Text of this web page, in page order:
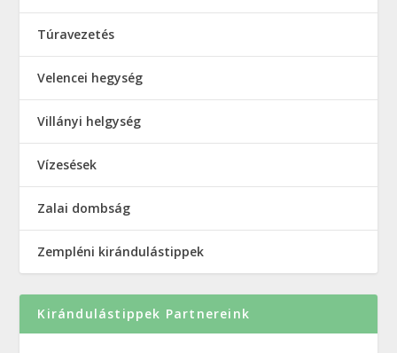
Túravezetés
Velencei hegység
Villányi helgység
Vízesések
Zalai dombság
Zempléni kirándulástippek
Kirándulástippek Partnereink